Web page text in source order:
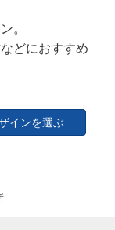
。
どにおすすめ
インを選ぶ